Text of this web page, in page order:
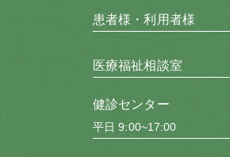
患者様・利用者様
医療福祉相談室
健診センター
平日 9:00~17:00